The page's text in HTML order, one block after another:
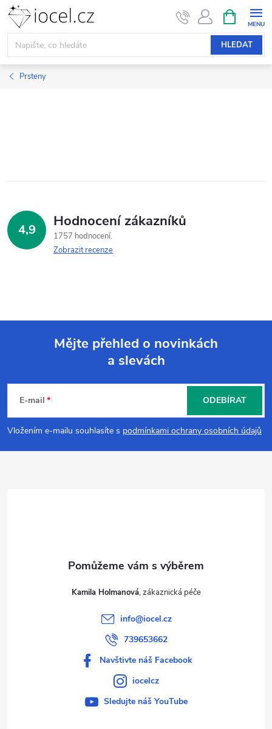
Přejít
obsah
HLEDAT
NÁKUPNÍ
KOŠÍK
Prsteny
4,9 Hodnocení zákazníků
1757 hodnocení
Zobrazit recenze
p
a
Mějte přehled o novinkách
a slevách
E-mail
Vložením e-mailu souhlasíte s podmínkami ochrany osobních údajů
ODEBÍRAT
Kamila Holmanová
info@iocel.cz
739653662
Navštivte náš Facebook
iocelcz
Sledujte náš YouTube